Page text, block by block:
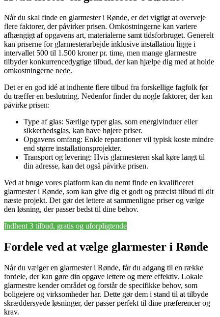
Når du skal finde en glarmester i Rønde, er det vigtigt at overveje
flere faktorer, der påvirker prisen. Omkostningerne kan variere
afhængigt af opgavens art, materialerne samt tidsforbruget. Generelt
kan priserne for glarmesterarbejde inklusive installation ligge i
intervallet 500 til 1.500 kroner pr. time, men mange glarmestre
tilbyder konkurrencedygtige tilbud, der kan hjælpe dig med at holde
omkostningerne nede.
Det er en god idé at indhente flere tilbud fra forskellige fagfolk før
du træffer en beslutning. Nedenfor finder du nogle faktorer, der kan
påvirke prisen:
Type af glas: Særlige typer glas, som energivinduer eller
sikkerhedsglas, kan have højere priser.
Opgavens omfang: Enkle reparationer vil typisk koste mindre
end større installationsprojekter.
Transport og levering: Hvis glarmesteren skal køre langt til
din adresse, kan det også påvirke prisen.
Ved at bruge vores platform kan du nemt finde en kvalificeret
glarmester i Rønde, som kan give dig et godt og præcist tilbud til dit
næste projekt. Det gør det lettere at sammenligne priser og vælge
den løsning, der passer bedst til dine behov.
Indhent 3 tilbud, gratis og uforpligtende
Fordele ved at vælge glarmester i Rønde
Når du vælger en glarmester i Rønde, får du adgang til en række
fordele, der kan gøre din opgave lettere og mere effektiv. Lokale
glarmestre kender området og forstår de specifikke behov, som
boligejere og virksomheder har. Dette gør dem i stand til at tilbyde
skræddersyede løsninger, der passer perfekt til dine præferencer og
krav.